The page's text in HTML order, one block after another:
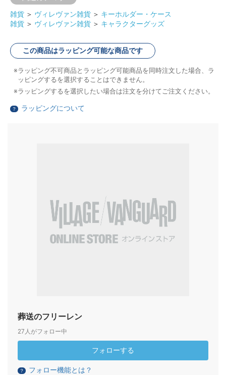
雑貨 ＞ ヴィレヴァン雑貨 ＞ キーホルダー・ケース
雑貨 ＞ ヴィレヴァン雑貨 ＞ キャラクターグッズ
この商品はラッピング可能な商品です
ラッピング不可商品とラッピング可能商品を同時注文した場合、ラ
ッピングするを選択することはできません。
ラッピングするを選択したい場合は注文を分けてご注文ください。
？ ラッピングについて
葬送のフリーレン
27人がフォロー中
フォローする
？ フォロー機能とは？